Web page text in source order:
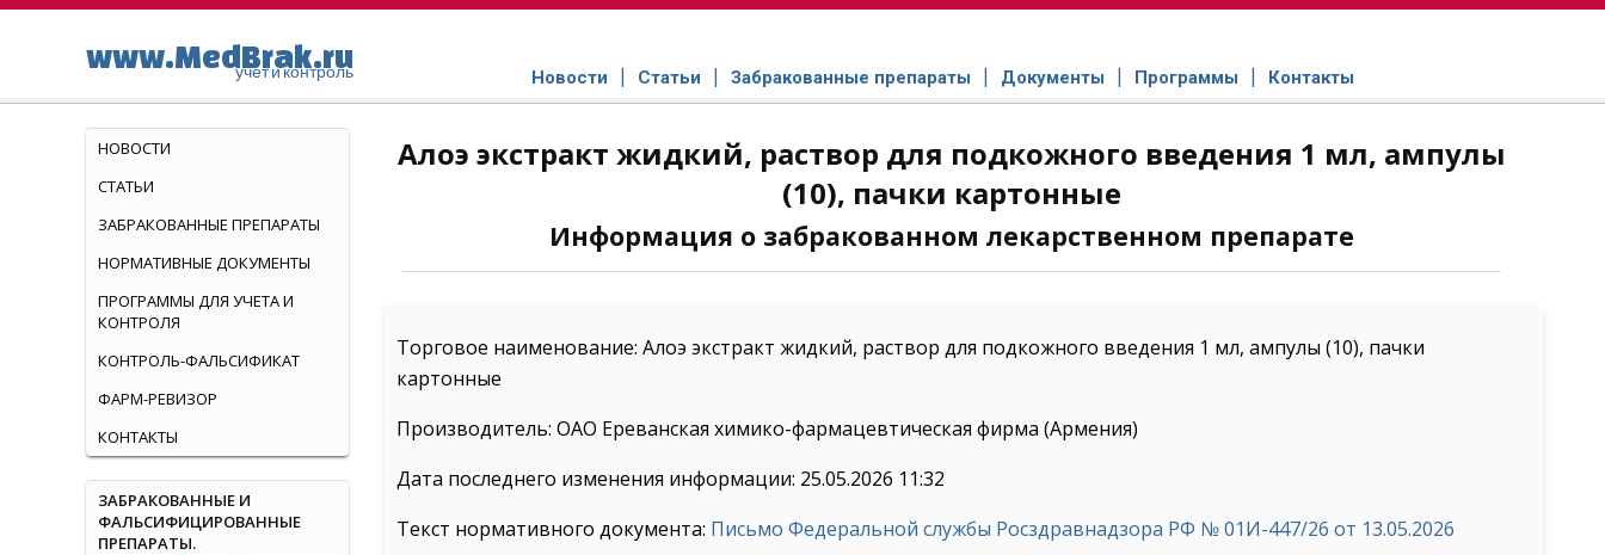
www.MedBrak.ru
учет и контроль Новости Статьи Забракованные препараты Документы Программы Контакты
Алоэ экстракт жидкий, раствор для подкожного введения 1 мл, ампулы
(10), пачки картонные
Информация о забракованном лекарственном препарате
Торговое наименование: Алоэ экстракт жидкий, раствор для подкожного введения 1 мл, ампулы (10), пачки
картонные
Производитель: ОАО Ереванская химико-фармацевтическая фирма (Армения)
Дата последнего изменения информации: 25.05.2026 11:32
Текст нормативного документа: Письмо Федеральной службы Росздравнадзора РФ № 01И-447/26 от 13.05.2026
НОВОСТИ
СТАТЬИ
ЗАБРАКОВАННЫЕ ПРЕПАРАТЫ
НОРМАТИВНЫЕ ДОКУМЕНТЫ
ПРОГРАММЫ ДЛЯ УЧЕТА И
КОНТРОЛЯ
КОНТРОЛЬ-ФАЛЬСИФИКАТ
ФАРМ-РЕВИЗОР
КОНТАКТЫ
ЗАБРАКОВАННЫЕ И
ФАЛЬСИФИЦИРОВАННЫЕ
ПРЕПАРАТЫ.